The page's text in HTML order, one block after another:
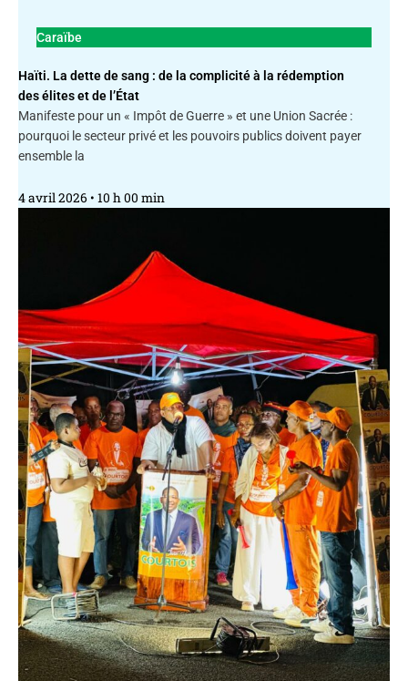
Caraïbe
Haïti. La dette de sang : de la complicité à la rédemption
des élites et de l’État
Manifeste pour un « Impôt de Guerre » et une Union Sacrée :
pourquoi le secteur privé et les pouvoirs publics doivent payer
ensemble la
4 avril 2026 10 h 00 min